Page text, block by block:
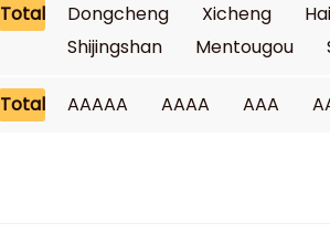
Total Dongcheng Xicheng
Shijingshan
Mentougou
Total AAAAA AAAA AAA